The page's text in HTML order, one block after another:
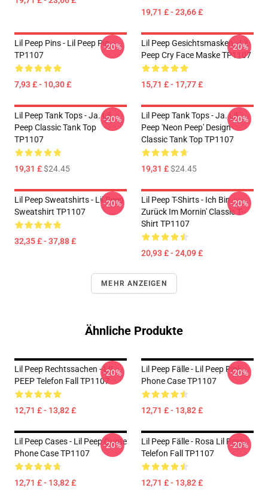
19,71 £ - 23,66 £
Lil Peep Pins - Lil Peep Pin
TP1107
7,93 £ - 10,30 £
-20%
Lil Peep Gesichtsmasken - Lil
Peep Cry Face Maske TP1107
15,71 £ - 17,77 £
-20%
Lil Peep Tank Tops - Ja. Lil
Peep Classic Tank Top
TP1107
19,31 £$24.45
-20%
Lil Peep Tank Tops - Ja. Lil
Peep 'Neon Peep' Design
Classic Tank Top TP1107
19,31 £$24.45
-20%
Lil Peep Sweatshirts - Lil Peep
Sweatshirt TP1107
32,35 £ - 37,88 £
-20%
Lil Peep T-Shirts - Ich Bin
Zurück Im Mornin' Classic T-
Shirt TP1107
20,93 £ - 24,09 £
-20%
MEHR ANZEIGEN
Ähnliche Produkte
Lil Peep Rechtssachen - LIL
PEEP Telefon Fall TP1107
12,71 £ - 13,82 £
-20%
Lil Peep Fälle - Lil Peep Pink
Phone Case TP1107
12,71 £ - 13,82 £
-20%
Lil Peep Cases - Lil Peep Quote
Phone Case TP1107
12,71 £ - 13,82 £
-20%
Lil Peep Fälle - Rosa Lil Peep
Telefon Fall TP1107
12,71 £ - 13,82 £
-20%